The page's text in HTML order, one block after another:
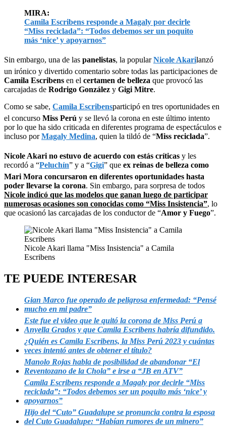
MIRA:
Camila Escribens responde a Magaly por decirle
“Miss reciclada”: “Todos debemos ser un poquito
más ‘nice’ y apoyarnos”
Sin embargo, una de las panelistas, la popularNicole Akarilanzó
un irónico y divertido comentario sobre todas las participaciones de
Camila Escribens en el certamen de belleza que provocó las
carcajadas de Rodrigo González y Gigi Mitre.
Como se sabe, Camila Escribensparticipó en tres oportunidades en
el concurso Miss Perú y se llevó la corona en este último intento
por lo que ha sido criticada en diferentes programa de espectáculos e
incluso porMagaly Medina, quien la tildó de “Miss reciclada”.
Nicole Akari no estuvo de acuerdo con estás críticas y les
recordó a “Peluchín” y a “Gigi” que ex reinas de belleza como
Mari Mora concursaron en diferentes oportunidades hasta
poder llevarse la corona. Sin embargo, para sorpresa de todos
Nicole indicó que las modelos que ganan luego de participar
numerosas ocasiones son conocidas como “Miss Insistencia”, lo
que ocasionó las carcajadas de los conductor de “Amor y Fuego”.
Nicole Akari llama "Miss Insistencia" a Camila
Escribens
TE PUEDE INTERESAR
Gian Marco fue operado de peligrosa enfermedad: “Pensé
mucho en mi padre”
Este fue el video que le quitó la corona de Miss Perú a
Anyella Grados y que Camila Escribens habría difundido.
¿Quién es Camila Escribens, la Miss Perú 2023 y cuántas
veces intentó antes de obtener el título?
Manolo Rojas habla de posibilidad de abandonar “El
Reventozano de la Chola” e irse a “JB en ATV”
Camila Escribens responde a Magaly por decirle “Miss
reciclada”: “Todos debemos ser un poquito más ‘nice’ y
apoyarnos”
Hijo del “Cuto” Guadalupe se pronuncia contra la esposa
del Cuto Guadalupe: “Habían rumores de un minero”